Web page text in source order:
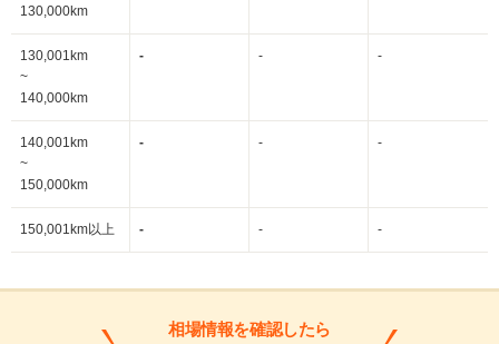
130,000km
130,001km
~
140,000km
- - -
140,001km
~
150,000km
- - -
150,001km以上 - - -
相場情報を確認したら